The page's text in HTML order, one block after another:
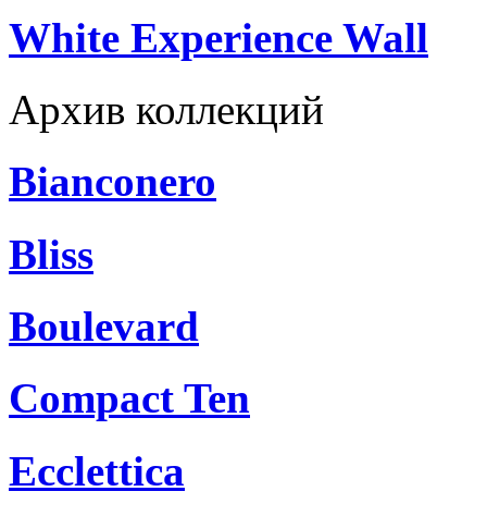
White Experience Wall
Архив коллекций
Bianconero
Bliss
Boulevard
Compact Ten
Ecclettica